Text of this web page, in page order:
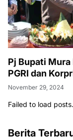
Pj Bupati
PGRI dan
November 29, 2024
Failed to load posts.
Berita